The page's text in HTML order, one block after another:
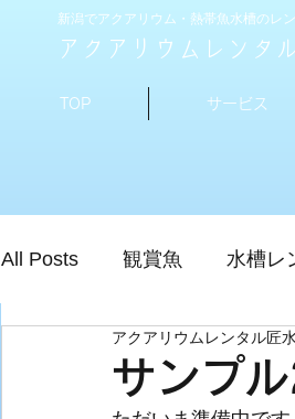
新潟でアクアリウム・熱帯魚水槽のレ
アクアリウムレンタ
TOP サービス
All Posts 観賞魚 水槽レ
匠水景 熱帯魚
サンプ
アクアリウムレンタル匠